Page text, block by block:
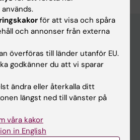
för att visa och spåra
och annonser från externa
överföras till länder utanför EU.
godkänner du att vi sparar
ändra eller återkalla ditt
längst ned till vänster på
våra kakor
in English